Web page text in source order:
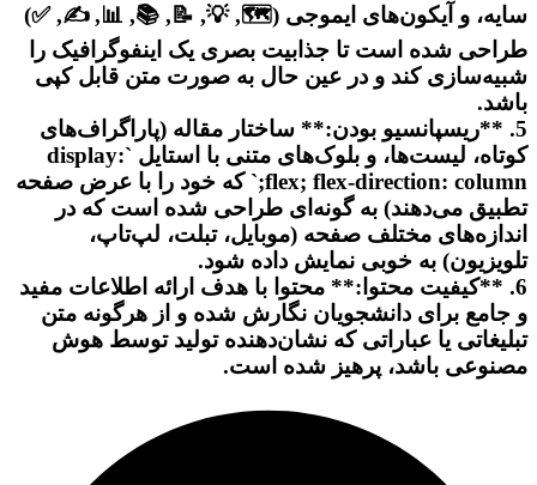
سایه، و آیکون‌های ایموجی (🗺️, 💡, 📝, 📚, 📊, ✍️, ✅)
طراحی شده است تا جذابیت بصری یک اینفوگرافیک را
شبیه‌سازی کند و در عین حال به صورت متن قابل کپی
باشد.
5. **ریسپانسیو بودن:** ساختار مقاله (پاراگراف‌های
کوتاه، لیست‌ها، و بلوک‌های متنی با استایل `display:
flex; flex-direction: column;` که خود را با عرض صفحه
تطبیق می‌دهند) به گونه‌ای طراحی شده است که در
اندازه‌های مختلف صفحه (موبایل، تبلت، لپ‌تاپ،
تلویزیون) به خوبی نمایش داده شود.
6. **کیفیت محتوا:** محتوا با هدف ارائه اطلاعات مفید
و جامع برای دانشجویان نگارش شده و از هرگونه متن
تبلیغاتی یا عباراتی که نشان‌دهنده تولید توسط هوش
مصنوعی باشد، پرهیز شده است.